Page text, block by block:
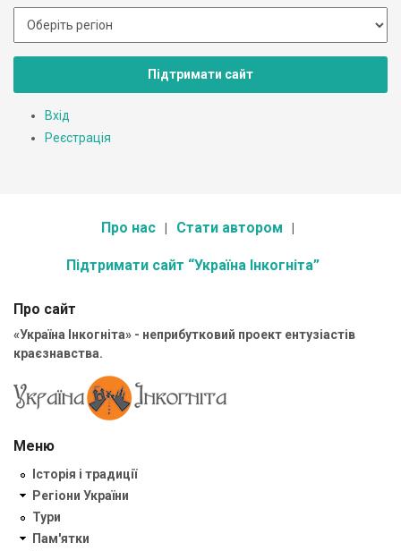
Підтримати сайт
Вхід
Реєстрація
Про нас Стати автором
Підтримати сайт “Україна Інкогніта”
Про сайт
«Україна Інкогніта» - неприбутковий проект ентузіастів
краєзнавства.
Меню
Історія і традиції
Регіони України
Тури
Пам'ятки